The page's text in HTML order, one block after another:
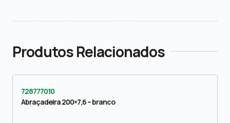
Produtos Relacionados
728777010
Abraçadeira 200×7,6 – branco